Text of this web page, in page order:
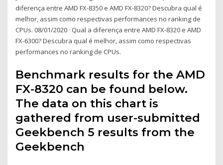
diferença entre AMD FX-8350 e AMD FX-8320? Descubra qual é
melhor, assim como respectivas performances no ranking de
CPUs. 08/01/2020 · Qual a diferença entre AMD FX-8320 e AMD
FX-6300? Descubra qual é melhor, assim como respectivas
performances no ranking de CPUs.
Benchmark results for the AMD
FX-8320 can be found below.
The data on this chart is
gathered from user-submitted
Geekbench 5 results from the
Geekbench